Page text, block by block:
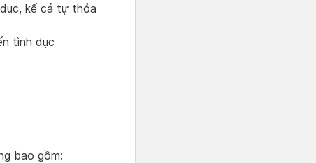
kể cả tự thỏa
tình dục
bao gồm: